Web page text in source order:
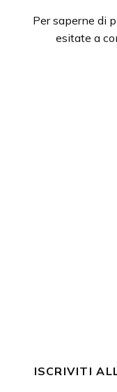
Per saperne di
esitate a
ISCRIVITI